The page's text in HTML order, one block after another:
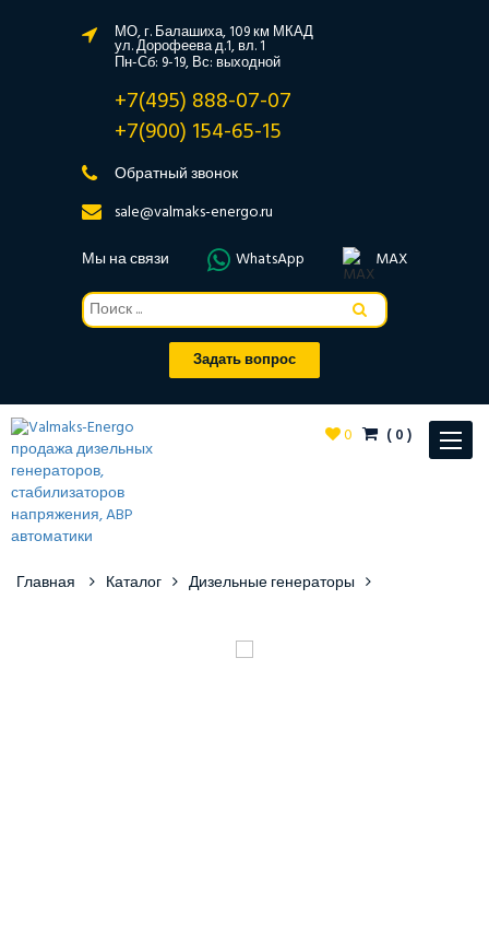
МО, г. Балашиха, 109 км МКАД
ул. Дорофеева д.1, вл. 1
Пн-Сб: 9-19, Вс: выходной
+7(495) 888-07-07
+7(900) 154-65-15
Обратный звонок
sale@valmaks-energo.ru
Мы на связи
WhatsApp MAX
Задать вопрос
Toggle
0 (0)
Главная Каталог Дизельные генераторы